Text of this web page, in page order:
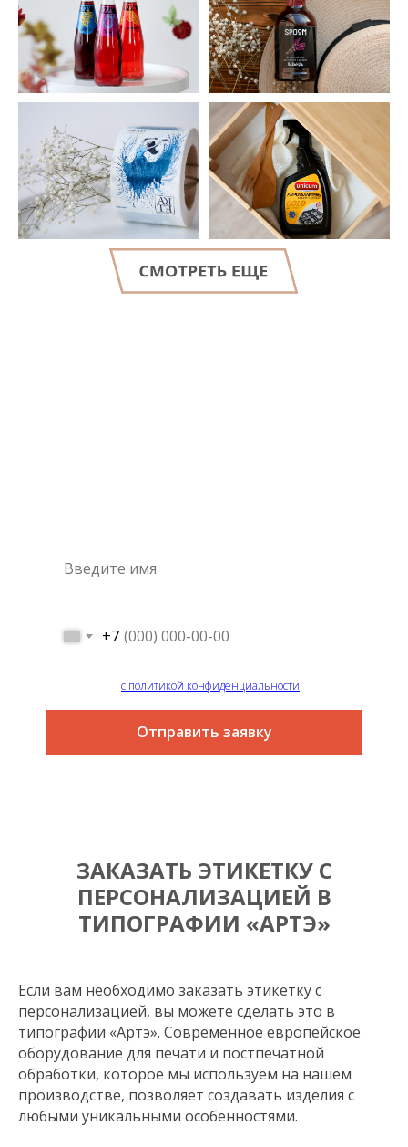
LET'S GO!
+7
с политикой конфиденциальности
Отправить заявку
ЗАКАЗАТЬ ЭТИКЕТКУ С
ПЕРСОНАЛИЗАЦИЕЙ В
ТИПОГРАФИИ «АРТЭ»
Если вам необходимо заказать этикетку с
персонализацией, вы можете сделать это в
типографии «Артэ». Современное европейское
оборудование для печати и постпечатной
обработки, которое мы используем на нашем
производстве, позволяет создавать изделия с
любыми уникальными особенностями.